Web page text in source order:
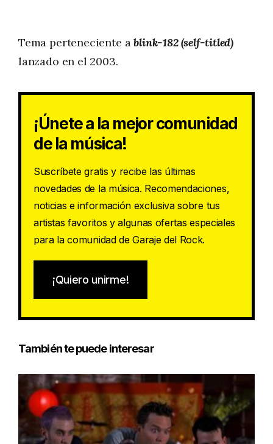
Tema perteneciente ablink-182 (self-titled)
lanzado en el 2003.
¡Únete a la mejor comunidad
de la música!
Suscríbete gratis y recibe las últimas
novedades de la música. Recomendaciones,
noticias e información exclusiva sobre tus
artistas favoritos y algunas ofertas especiales
para la comunidad de Garaje del Rock.
¡Quiero unirme!
También te puede interesar